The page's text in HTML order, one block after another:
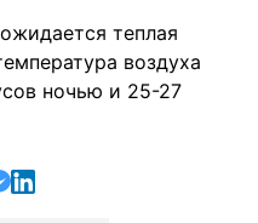
теплая
воздуха
ночью и 25-27
в Facebook
в Xв Viber
в Whatsapp
отправить в Messenger
отправить в LinkedIn